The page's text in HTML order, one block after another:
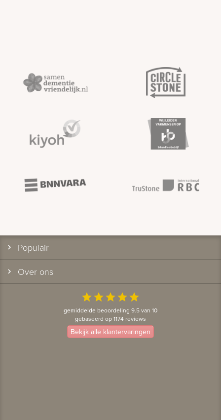
Populair
Over ons
starstarstarstarstar
gemiddelde beoordeling 9.5 van 10
gebaseerd op 1174 reviews
Bekijk alle klantervaringen